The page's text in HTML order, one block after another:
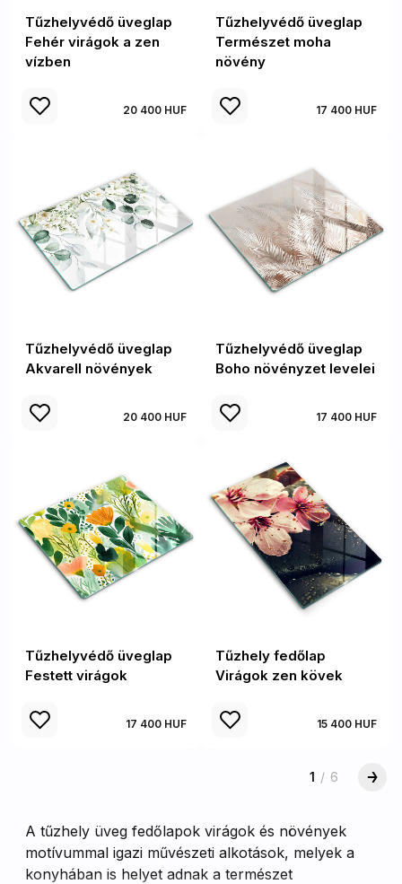
Tűzhelyvédő üveglap
Fehér virágok a zen
vízben
20 400 HUF
Tűzhelyvédő üveglap
Természet moha
növény
17 400 HUF
Tűzhelyvédő üveglap
Akvarell növények
20 400 HUF
Tűzhelyvédő üveglap
Boho növényzet levelei
17 400 HUF
Tűzhelyvédő üveglap
Festett virágok
17 400 HUF
Tűzhely fedőlap
Virágok zen kövek
15 400 HUF
1 / 6
A tűzhely üveg fedőlapok virágok és növények
motívummal igazi művészeti alkotások, melyek a
konyhában is helyet adnak a természet